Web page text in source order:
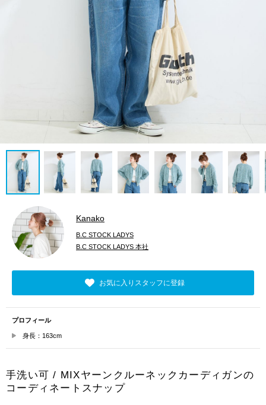
Kanako
B.C STOCK LADYS
B.C STOCK LADYS 本社
お気に入りスタッフに登録
プロフィール
身長：163cm
手洗い可 / MIXヤーンクルーネックカーディガンの
コーディネートスナップ